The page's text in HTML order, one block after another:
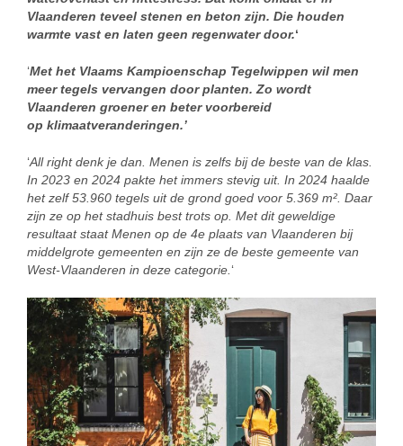
Vlaanderen teveel stenen en beton zijn. Die houden
warmte vast en laten geen regenwater door.‘
‘Met het Vlaams Kampioenschap Tegelwippen wil men
meer tegels vervangen door planten. Zo wordt
Vlaanderen groener en beter voorbereid
op klimaatveranderingen.’
‘All right denk je dan. Menen is zelfs bij de beste van de klas.
In 2023 en 2024 pakte het immers stevig uit. In 2024 haalde
het zelf 53.960 tegels uit de grond goed voor 5.369 m². Daar
zijn ze op het stadhuis best trots op. Met dit geweldige
resultaat staat Menen op de 4e plaats van Vlaanderen bij
middelgrote gemeenten en zijn ze de beste gemeente van
West-Vlaanderen in deze categorie. ‘